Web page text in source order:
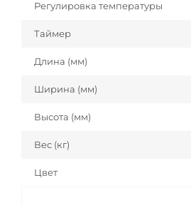
Регулировка температуры
Таймер
Длина (мм)
Ширина (мм)
Высота (мм)
Вес (кг)
Цвет